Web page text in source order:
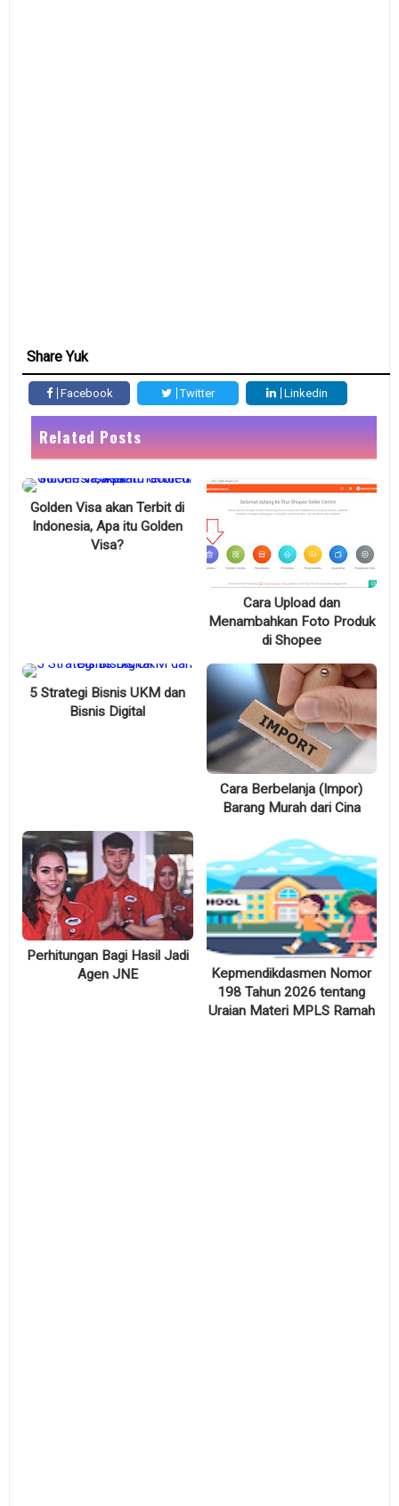
Share Yuk
Facebook Twitter Linkedin
Related Posts
Golden Visa akan Terbit di
Indonesia, Apa itu Golden
Visa?
Cara Upload dan
Menambahkan Foto Produk
di Shopee
5 Strategi Bisnis UKM dan
Bisnis Digital
Cara Berbelanja (Impor)
Barang Murah dari Cina
Perhitungan Bagi Hasil Jadi
Agen JNE
Kepmendikdasmen Nomor
198 Tahun 2026 tentang
Uraian Materi MPLS Ramah